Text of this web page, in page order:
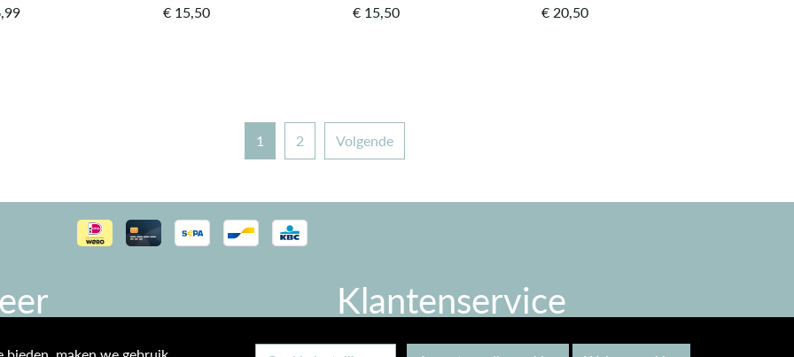
€ 15,50
€ 15,50
€ 20,50
1 2 Volgende
Klantenservice
Algemene voorwaarden